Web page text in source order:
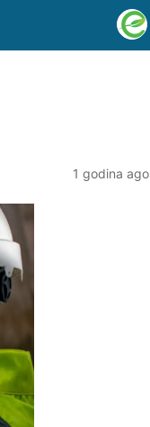
1 godina ago